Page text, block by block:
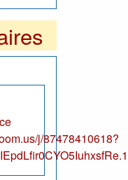
j/87478410618?